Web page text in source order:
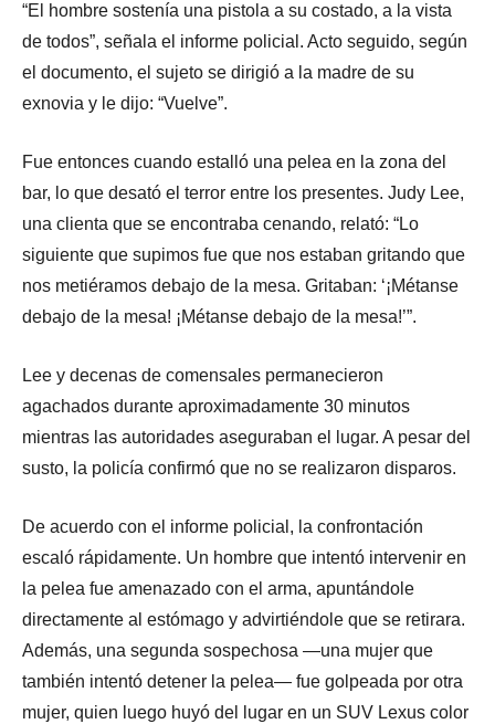
“El hombre sostenía una pistola a su costado, a la vista
de todos”, señala el informe policial. Acto seguido, según
el documento, el sujeto se dirigió a la madre de su
exnovia y le dijo: “Vuelve”.
Fue entonces cuando estalló una pelea en la zona del
bar, lo que desató el terror entre los presentes. Judy Lee,
una clienta que se encontraba cenando, relató: “Lo
siguiente que supimos fue que nos estaban gritando que
nos metiéramos debajo de la mesa. Gritaban: ‘¡Métanse
debajo de la mesa! ¡Métanse debajo de la mesa!’”.
Lee y decenas de comensales permanecieron
agachados durante aproximadamente 30 minutos
mientras las autoridades aseguraban el lugar. A pesar del
susto, la policía confirmó que no se realizaron disparos.
De acuerdo con el informe policial, la confrontación
escaló rápidamente. Un hombre que intentó intervenir en
la pelea fue amenazado con el arma, apuntándole
directamente al estómago y advirtiéndole que se retirara.
Además, una segunda sospechosa —una mujer que
también intentó detener la pelea— fue golpeada por otra
mujer, quien luego huyó del lugar en un SUV Lexus color